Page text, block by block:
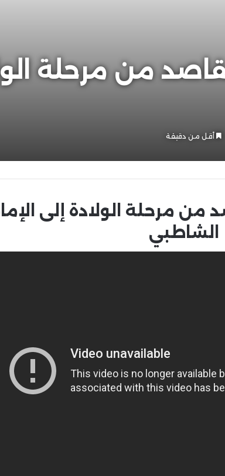
من مرحلة
أقل من دقيقة
من مرحلة الولادة إلى
الشاطبي